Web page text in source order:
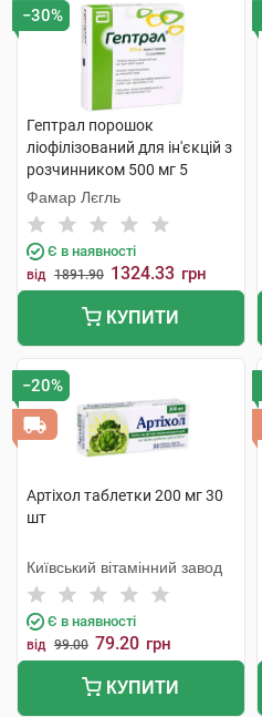
−30%
Гептрал порошок
ліофілізований для ін'єкцій з
розчинником 500 мг 5
флаконів
Фамар Лєгль
Є в наявності
від 1891.90 1324.33 грн
КУПИТИ
−20%
Артіхол таблетки 200 мг 30
шт
Київський вітамінний завод
Є в наявності
від 99.00 79.20 грн
КУПИТИ